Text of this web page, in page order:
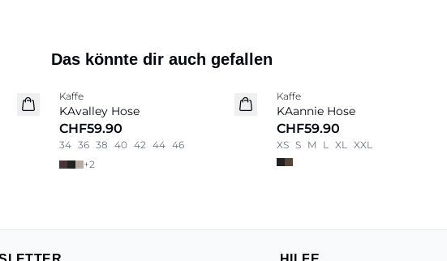
Das könnte dir auch gefallen
Neu
Kaffe
KAvalley Hose
CHF59.90
34 36 38 40 42 44 46
+2
Neu
Kaffe
KAannie Hose
CHF59.90
XS S M L XL XXL